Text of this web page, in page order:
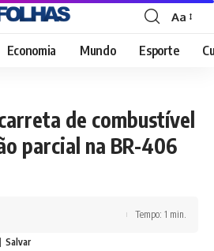
Font
Resizer
Aa
Economia Mundo Esporte
de combustível
parcial na BR-406
Tempo: 1 min.